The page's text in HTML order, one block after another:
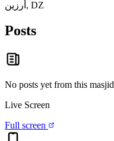
أرزين, DZ
Posts
No posts yet from this masjid
Live Screen
Full screen